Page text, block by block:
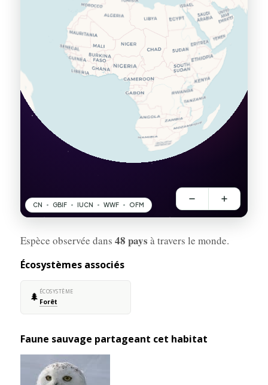
Espèce observée dans 48 pays à travers le monde.
Écosystèmes associés
🌲 ÉCOSYSTÈME
Forêt
Faune sauvage partageant cet habitat